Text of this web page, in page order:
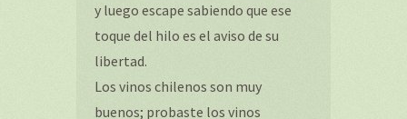
y luego escape sabiendo que ese
toque del hilo es el aviso de su
libertad.
Los vinos chilenos son muy
buenos; probaste los vinos